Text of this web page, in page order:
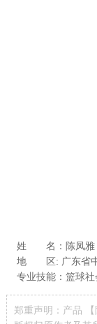
姓 名：陈凤雅
地 区: 广东省中
专业技能：篮球
郑重声明：产品